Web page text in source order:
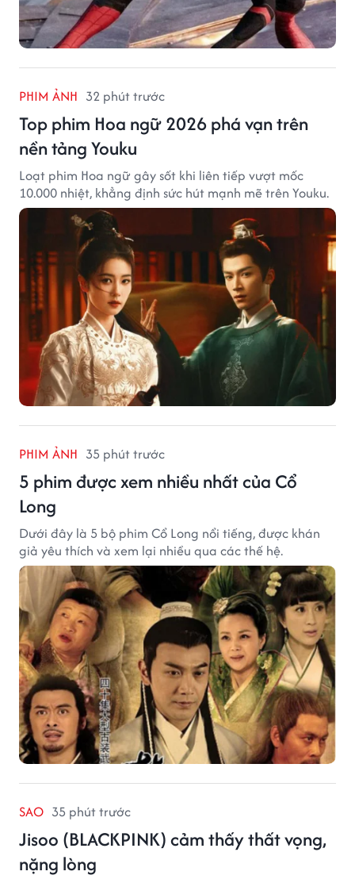
PHIM ẢNH 32 phút trước
Top phim Hoa ngữ 2026 phá vạn trên
nền tảng Youku
Loạt phim Hoa ngữ gây sốt khi liên tiếp vượt mốc
10.000 nhiệt, khẳng định sức hút mạnh mẽ trên Youku.
PHIM ẢNH 35 phút trước
5 phim được xem nhiều nhất của Cổ
Long
Dưới đây là 5 bộ phim Cổ Long nổi tiếng, được khán
giả yêu thích và xem lại nhiều qua các thế hệ.
SAO 35 phút trước
Jisoo (BLACKPINK) cảm thấy thất vọng,
nặng lòng